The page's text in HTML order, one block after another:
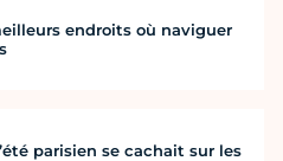
endroits où naviguer
parisien se cachait sur les